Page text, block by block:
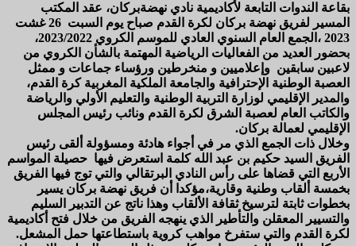
بقاعة الندوات التابعة لأكاديمية نادي نهضةبركان، عقد المكتب
المسير لفريق نهضة بركان لكرة القدم صباح يوم السبت 26 غشت
2023 ،الجمع العام السنوي العادي للموسم الكروي 2023/2022،
بحضور العديد من الفعاليات الرياضية المهتمة بالشأن الكروي من
لاعبين سابقين وإعلاميين و منخرطين ورؤساء جماعات و ممثل
العصبة الوطنية الإحترافية والجامعة الملكية المغربية كرة القدم،
والمدير الإقليمي لوزارة التربية الوطنية والتعليم الأولي والرياضة
والكاتب العام لعصبة الشرق لكرة القدم ونائب رئيس المجلس
الإقليمي لعمالة بركان.
وخلال ذات الجمع الذي مر في أجواء هادئة ومسؤولة ألقى رئيس
الفريق السيد حكيم بن عبد الله كلمة استعرض فيها حصيلة المواسم
الأربع التي قضاها على رأس النادي البرتقالي والتي توج فيها الفريق
بخمسة ألقاب وطنية وقارية،مؤكدا أن فريق نهضة بركان يسير
بخطوات ثابتة لترسيخ ثقافة الألقاب وهذا ناتج عن التدبير السليم
والتسيير المعقلن والتأطير الذي ينهجه الفريق من خلال فتح أكاديمية
لكرة القدم والتي ستفرخ مواهب كروية باستطاعتها حمل المشعل.